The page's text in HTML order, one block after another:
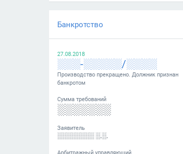
Банкротство
27.08.2018
░░░-░░░░░/░░░░
Производство прекращено. Должник признан
банкротом
Сумма требований
░░░░░░░
Заявитель
░░░░░░░░ ░.░.
Арбитражный управляющий